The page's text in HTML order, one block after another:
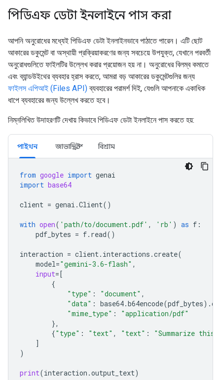
পিডিএফ ডেটা ইনলাইনে পাস করা
আপনি অনুরোধের মধ্যেই পিডিএফ ডেটা ইনলাইনভাবে পাঠাতে পারেন। এটি ছোট
আকারের ডকুমেন্ট বা অস্থায়ী প্রক্রিয়াকরণের জন্য সবচেয়ে উপযুক্ত, যেখানে পরবর্তী
অনুরোধগুলিতে ফাইলটির উল্লেখ করার প্রয়োজন হয় না। অনুরোধের বিলম্ব কমাতে
এবং ব্যান্ডউইথের ব্যবহার হ্রাস করতে, আমরা বড় আকারের ডকুমেন্টগুলির জন্য
ফাইলস এপিআই (Files API)ব্যবহারের পরামর্শ দিই, যেগুলি আপনাকে একাধিক
ধাপে ব্যবহারের জন্য উল্লেখ করতে হবে।
নিম্নলিখিত উদাহরণটি দেখায় কিভাবে পিডিএফ ডেটা ইনলাইনে পাস করতে হয়:
পাইথন জাভাস্ক্রিপ্ট বিশ্রাম
from google import genai
import base64
client = genai .Client()
with open( 'path/to/document.pdf' , 'rb' ) as f :
pdf_bytes = f. read()
interaction = client. interactions .create(
model="gemini-3.6-flash" ,
input=[
{
"type" : "document" ,
"data" : base64.b64encode(pdf_bytes) .
"mime_type" :
"application/pdf"
},
{"type" : "text" , "text" :
"Summarize this
]
)
print(interaction .output_text)